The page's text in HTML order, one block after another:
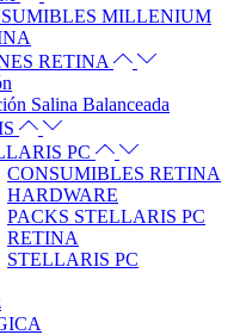
MILLENIUM
RETINA
Salina Balanceada
PC
CONSUMIBLES RETINA
HARDWARE
PACKS STELLARIS PC
RETINA
STELLARIS PC